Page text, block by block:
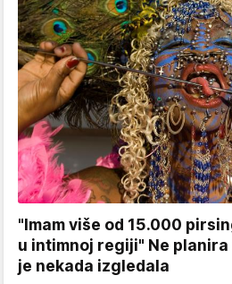
"Imam više od 15.000
u intimnoj regiji" Ne planira
je nekada izgledala